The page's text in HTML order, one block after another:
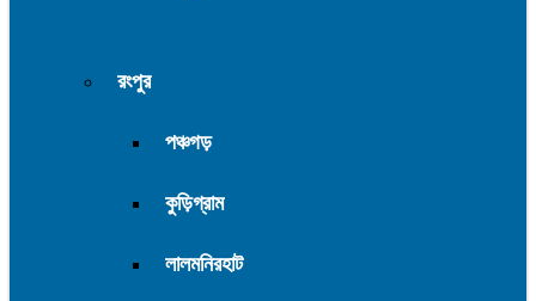
রংপুর
পঞ্চগড়
কুড়িগ্রাম
লালমনিরহাট